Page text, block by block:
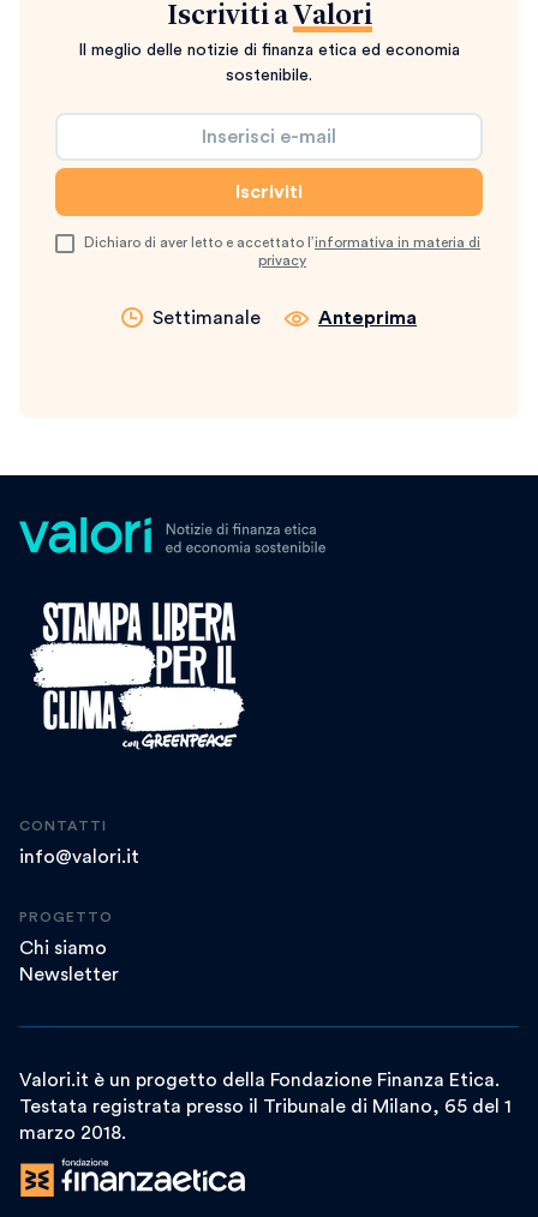
Iscriviti a Valori
Il meglio delle notizie di finanza etica ed economia
sostenibile.
Dichiaro di aver letto e accettato l’informativa in materia di
privacy
Settimanale Anteprima
CONTATTI
info@valori.it
PROGETTO
Chi siamo
Newsletter
Valori.it è un progetto della Fondazione Finanza Etica.
Testata registrata presso il Tribunale di Milano, 65 del 1
marzo 2018.